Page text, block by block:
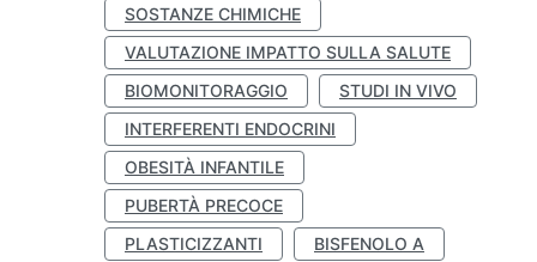
SOSTANZE CHIMICHE
VALUTAZIONE IMPATTO SULLA SALUTE
BIOMONITORAGGIO
STUDI IN VIVO
INTERFERENTI ENDOCRINI
OBESITÀ INFANTILE
PUBERTÀ PRECOCE
PLASTICIZZANTI
BISFENOLO A